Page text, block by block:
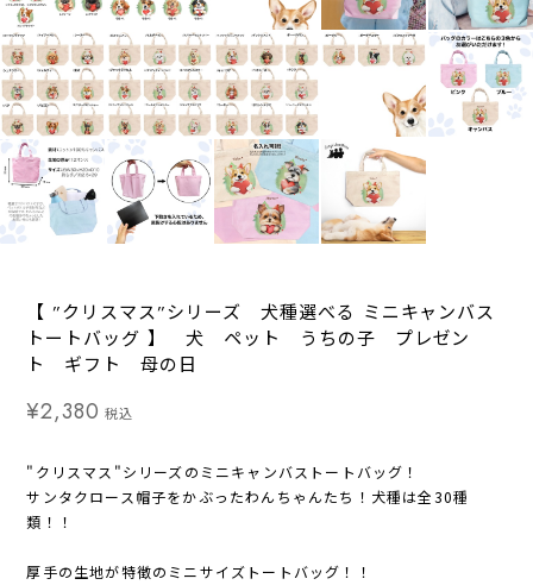
【 ”クリスマス”シリーズ 犬種選べる ミニキャンバス
トートバッグ 】 犬 ペット うちの子 プレゼン
ト ギフト 母の日
¥2,380 税込
"クリスマス"シリーズのミニキャンバストートバッグ！
サンタクロース帽子をかぶったわんちゃんたち！犬種は全30種
類！！
厚手の生地が特徴のミニサイズトートバッグ！！